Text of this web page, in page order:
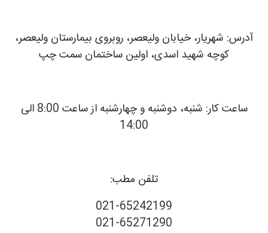
آدرس: شهریار، خیابان ولیعصر، روبروی بیمارستان ولیعصر،
کوچه شهید اسدی، اولین ساختمان سمت چپ
ساعت کار: شنبه، دوشنبه و چهارشنبه از ساعت 8:00 الی
14:00
تلفن مطب:
021-65242199
021-65271290